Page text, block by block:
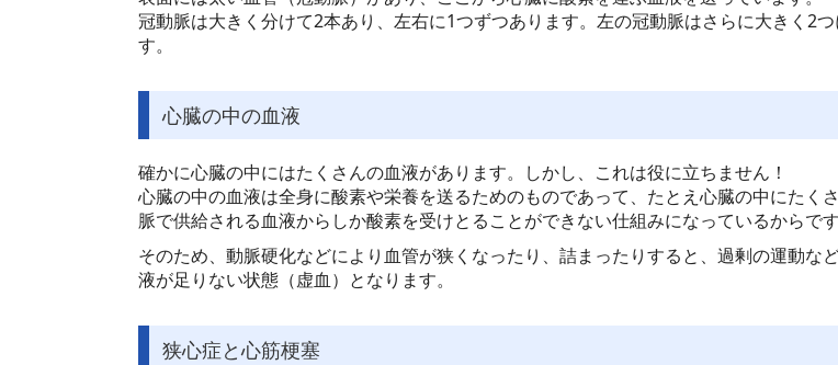
冠動脈は大きく分けて2本あり、左右に1つずつあります。左の冠動脈はさらに大きく2
す。
心臓の中の血液
確かに心臓の中にはたくさんの血液があります。しかし、これは役に立ちません！
心臓の中の血液は全身に酸素や栄養を送るためのものであって、たとえ心臓の中にた
脈で供給される血液からしか酸素を受けとることができない仕組みになっているからです
そのため、動脈硬化などにより血管が狭くなったり、詰まったりすると、過剰の運動な
液が足りない状態（虚血）となります。
狭心症と心筋梗塞